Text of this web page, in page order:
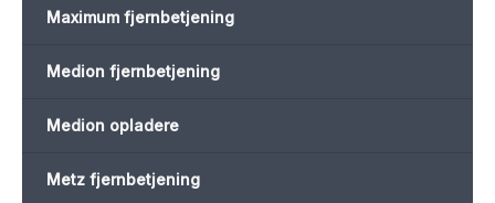
Maximum fjernbetjening
Medion fjernbetjening
Medion opladere
Metz fjernbetjening